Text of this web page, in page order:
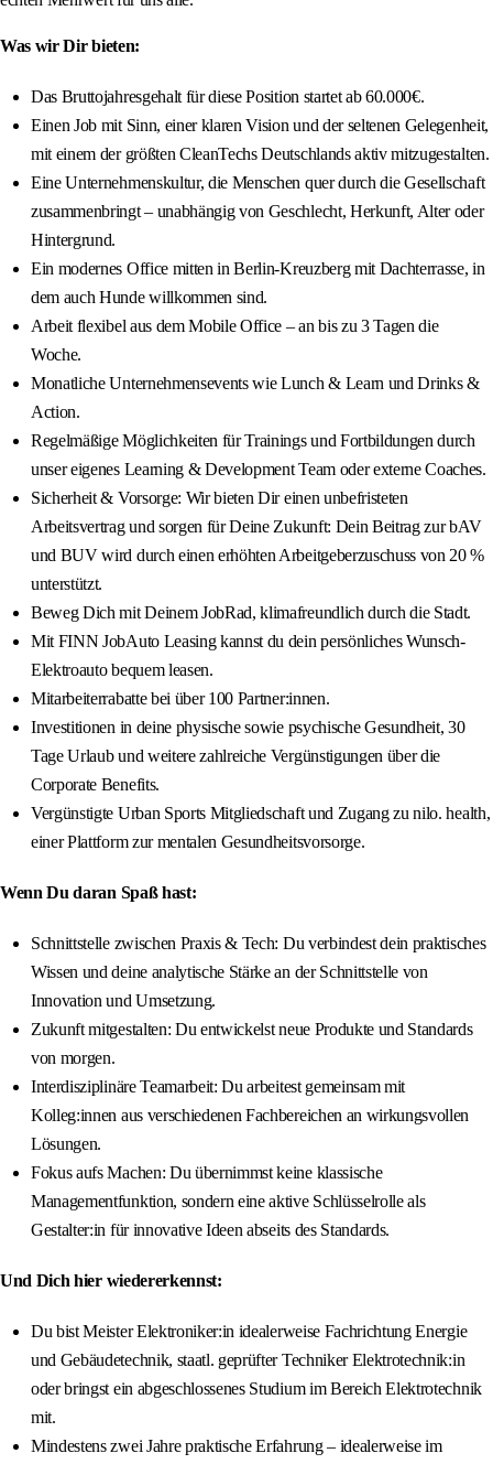
Was wir Dir bieten:
Das Bruttojahresgehalt für diese Position startet ab 60.000€.
Einen Job mit Sinn, einer klaren Vision und der seltenen Gelegenheit,
mit einem der größten CleanTechs Deutschlands aktiv mitzugestalten.
Eine Unternehmenskultur, die Menschen quer durch die Gesellschaft
zusammenbringt – unabhängig von Geschlecht, Herkunft, Alter oder
Hintergrund.
Ein modernes Office mitten in Berlin-Kreuzberg mit Dachterrasse, in
dem auch Hunde willkommen sind.
Arbeit flexibel aus dem Mobile Office – an bis zu 3 Tagen die
Woche.
Monatliche Unternehmensevents wie Lunch & Learn und Drinks &
Action.
Regelmäßige Möglichkeiten für Trainings und Fortbildungen durch
unser eigenes Learning & Development Team oder externe Coaches.
Sicherheit & Vorsorge: Wir bieten Dir einen unbefristeten
Arbeitsvertrag und sorgen für Deine Zukunft: Dein Beitrag zur bAV
und BUV wird durch einen erhöhten Arbeitgeberzuschuss von 20 %
unterstützt.
Beweg Dich mit Deinem JobRad, klimafreundlich durch die Stadt.
Mit FINN JobAuto Leasing kannst du dein persönliches Wunsch-
Elektroauto bequem leasen.
Mitarbeiterrabatte bei über 100 Partner:innen.
Investitionen in deine physische sowie psychische Gesundheit, 30
Tage Urlaub und weitere zahlreiche Vergünstigungen über die
Corporate Benefits.
Vergünstigte Urban Sports Mitgliedschaft und Zugang zu nilo. health,
einer Plattform zur mentalen Gesundheitsvorsorge.
Wenn Du daran Spaß hast:
Schnittstelle zwischen Praxis & Tech: Du verbindest dein praktisches
Wissen und deine analytische Stärke an der Schnittstelle von
Innovation und Umsetzung.
Zukunft mitgestalten: Du entwickelst neue Produkte und Standards
von morgen.
Interdisziplinäre Teamarbeit: Du arbeitest gemeinsam mit
Kolleg:innen aus verschiedenen Fachbereichen an wirkungsvollen
Lösungen.
Fokus aufs Machen: Du übernimmst keine klassische
Managementfunktion, sondern eine aktive Schlüsselrolle als
Gestalter:in für innovative Ideen abseits des Standards.
Und Dich hier wiedererkennst:
Du bist Meister Elektroniker:in idealerweise Fachrichtung Energie
und Gebäudetechnik, staatl. geprüfter Techniker Elektrotechnik:in
oder bringst ein abgeschlossenes Studium im Bereich Elektrotechnik
mit.
Mindestens zwei Jahre praktische Erfahrung – idealerweise im